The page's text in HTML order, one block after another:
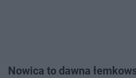
Nowica to dawna